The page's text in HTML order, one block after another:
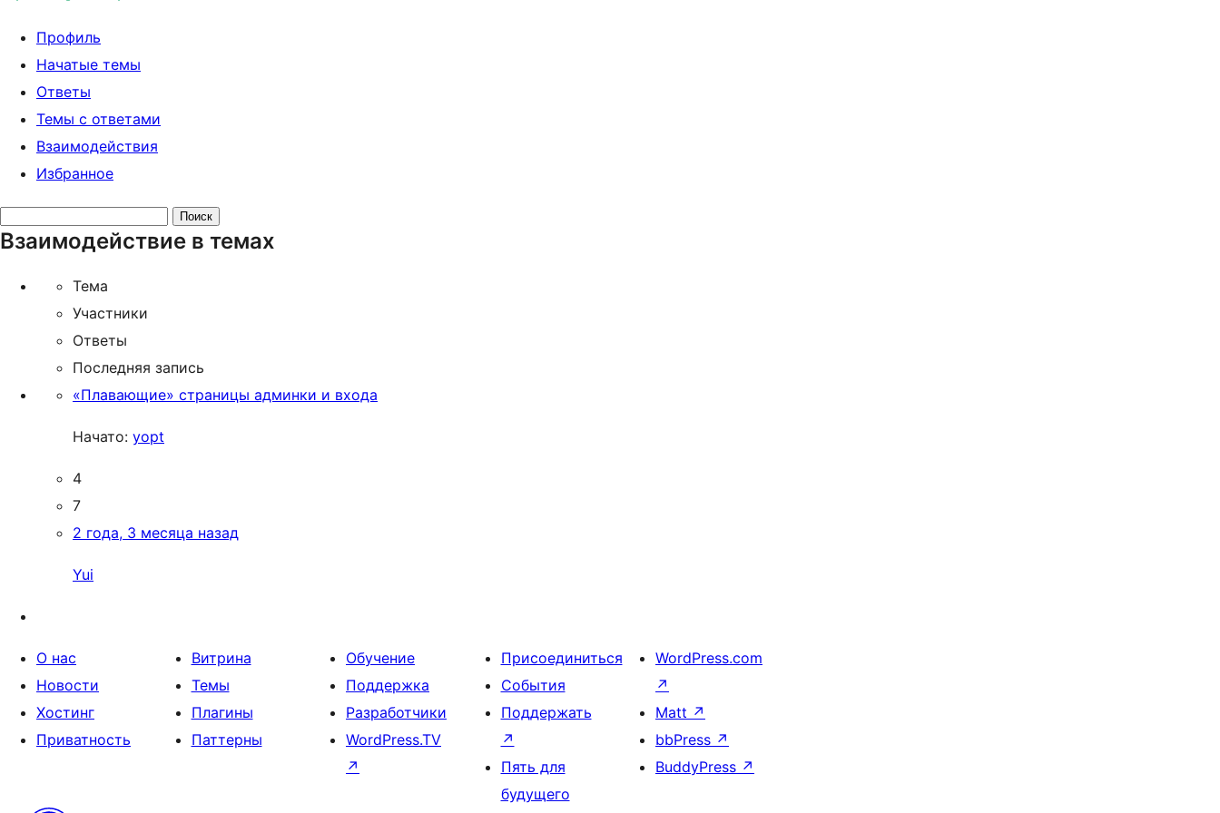
Профиль
Начатые темы
Ответы
Темы с ответами
Взаимодействия
Избранное
тем:
Взаимодействие в темах
Тема
Участники
Ответы
Последняя запись
«Плавающие» страницы админки и входа
Начато: yopt
4
7
2 года, 3 месяца назад
Yui
О нас
Новости
Хостинг
Приватность
Витрина
Темы
Плагины
Паттерны
Обучение
Поддержка
Разработчики
WordPress.TV
↗
Присоединиться
События
Поддержать
↗
Пять для
будущего
WordPress.com
↗
Matt ↗
bbPress ↗
BuddyPress ↗